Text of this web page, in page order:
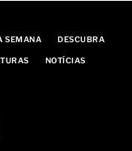
SEMANA DESCUBRA
NOTÍCIAS